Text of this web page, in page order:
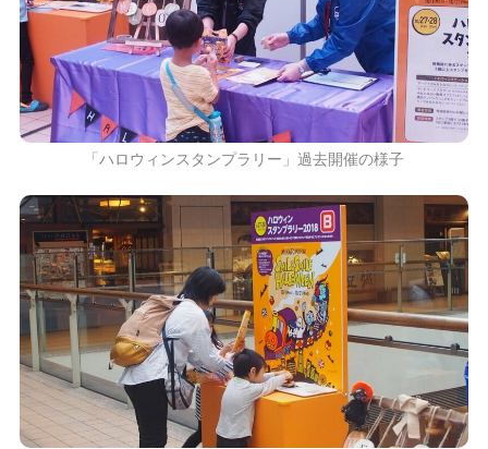
「ハロウィンスタンプラリー」過去開催の様子